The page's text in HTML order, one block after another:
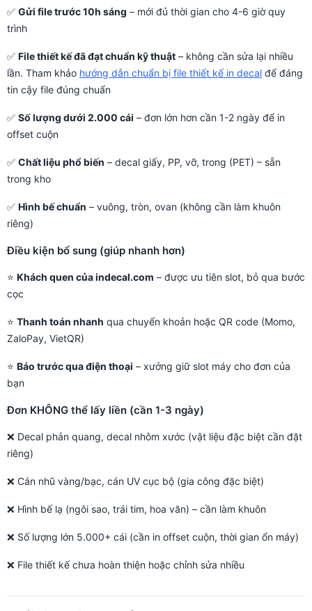
✅ Gửi file trước 10h sáng – mới đủ thời gian cho 4-6 giờ quy
trình
✅ File thiết kế đã đạt chuẩn kỹ thuật – không cần sửa lại nhiều
lần. Tham khảo hướng dẫn chuẩn bị file thiết kế in decal để đáng
tin cậy file đúng chuẩn
✅ Số lượng dưới 2.000 cái – đơn lớn hơn cần 1-2 ngày để in
offset cuộn
✅ Chất liệu phổ biến – decal giấy, PP, vỡ, trong (PET) – sẵn
trong kho
✅ Hình bế chuẩn – vuông, tròn, ovan (không cần làm khuôn
riêng)
Điều kiện bổ sung (giúp nhanh hơn)
⭐ Khách quen của indecal.com – được ưu tiên slot, bỏ qua bước
cọc
⭐ Thanh toán nhanh qua chuyển khoản hoặc QR code (Momo,
ZaloPay, VietQR)
⭐ Báo trước qua điện thoại – xưởng giữ slot máy cho đơn của
bạn
Đơn KHÔNG thể lấy liền (cần 1-3 ngày)
❌ Decal phản quang, decal nhôm xước (vật liệu đặc biệt cần đặt
riêng)
❌ Cán nhũ vàng/bạc, cán UV cục bộ (gia công đặc biệt)
❌ Hình bế lạ (ngôi sao, trái tim, hoa văn) – cần làm khuôn
❌ Số lượng lớn 5.000+ cái (cần in offset cuộn, thời gian ổn máy)
❌ File thiết kế chưa hoàn thiện hoặc chỉnh sửa nhiều